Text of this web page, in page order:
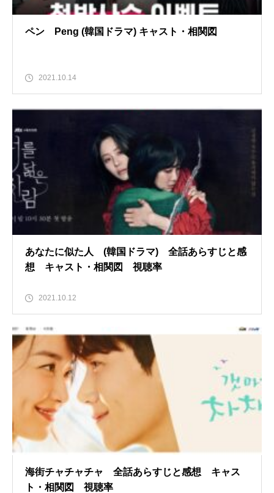
ペン Peng (韓国ドラマ) キャスト・相関図
2021.10.14
あなたに似た人 (韓国ドラマ) 全話あらすじと感
想 キャスト・相関図 視聴率
2021.10.12
海街チャチャチャ 全話あらすじと感想 キャス
ト・相関図 視聴率